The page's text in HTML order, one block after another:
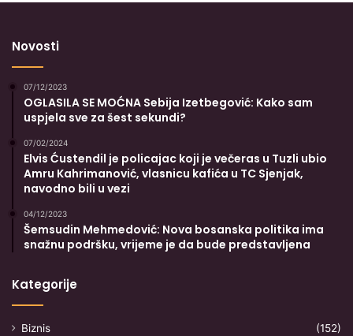
Novosti
07/12/2023
OGLASILA SE MOĆNA Sebija Izetbegović: Kako sam
uspjela sve za šest sekundi?
07/02/2024
Elvis Ćustendil je policajac koji je večeras u Tuzli ubio
Amru Kahrimanović, vlasnicu kafića u TC Sjenjak,
navodno bili u vezi
04/12/2023
Šemsudin Mehmedović: Nova bosanska politika ima
snažnu podršku, vrijeme je da bude predstavljena
Kategorije
Biznis
(152)